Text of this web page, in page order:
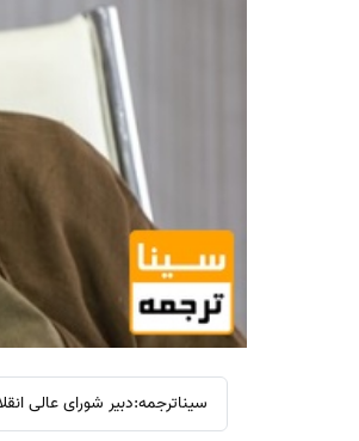
سیناترجمه:دبیر شورای عالی